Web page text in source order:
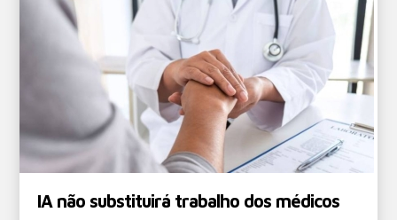
IA não substituirá trabalho dos médicos